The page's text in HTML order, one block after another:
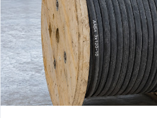
ХЛАДОСТОЙКИЙ Нет
СЕЧЕНИЕ ТПЖ 70
ОГНЕСТОЙКИЙ Нет